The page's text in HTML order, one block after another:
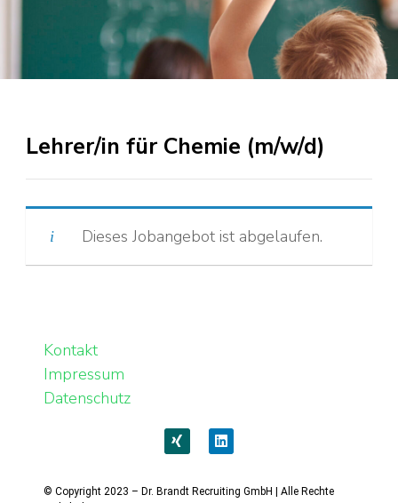
Lehrer/in für Chemie (m/w/d)
Dieses Jobangebot ist abgelaufen.
Kontakt
Impressum
Datenschutz
© Copyright 2023 – Dr. Brandt Recruiting GmbH | Alle Rechte